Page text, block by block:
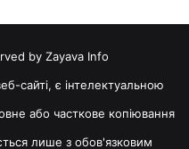
by Zayava Info
сайті, є інтелектуальною
або часткове копіювання
лише з обов'язковим